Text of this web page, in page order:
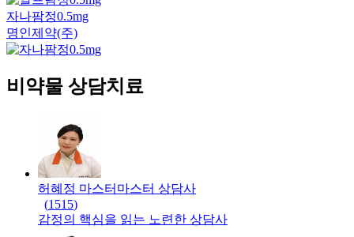
자나팜정0.5mg
명인제약(주)
비약물 상담치료
허혜정 마스터 마스터 상담사
(1515)
감정의 핵심을 읽는 노련한 상담사